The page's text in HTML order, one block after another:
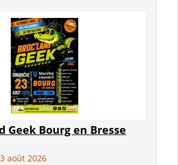
Geek Bourg en Bresse
août 2026